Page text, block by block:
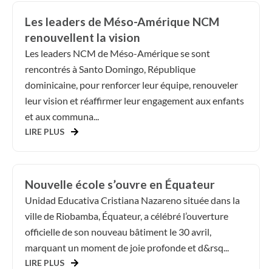
Les leaders de Méso-Amérique NCM
renouvellent la vision
Les leaders NCM de Méso-Amérique se sont
rencontrés à Santo Domingo, République
dominicaine, pour renforcer leur équipe, renouveler
leur vision et réaffirmer leur engagement aux enfants
et aux communa...
LIRE PLUS
Nouvelle école s’ouvre en Équateur
Unidad Educativa Cristiana Nazareno située dans la
ville de Riobamba, Équateur, a célébré l’ouverture
officielle de son nouveau bâtiment le 30 avril,
marquant un moment de joie profonde et d&rsq...
LIRE PLUS